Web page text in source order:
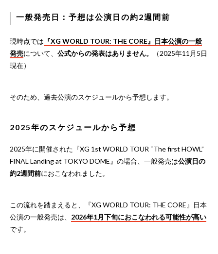
一般発売日：予想は公演日の約2週間前
現時点では 『XG WORLD TOUR: THE CORE』日本公演の一般
発売について、 公式からの発表はありません。
（2025年11月5日
現在）
そのため、過去公演のスケジュールから予想します。
2025年のスケジュールから予想
2025年に開催された『XG 1st WORLD TOUR “The first HOWL”
FINAL Landing at TOKYO DOME』の場合、一般発売は公演日の
約2週間前におこなわれました。
この流れを踏まえると、『XG WORLD TOUR: THE CORE』日本
公演の一般発売は、 2026年1月下旬におこなわれる可能性が高い
です。